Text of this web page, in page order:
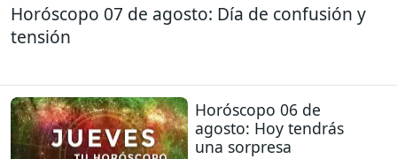
Horóscopo 07 de agosto: Día de confusión y
tensión
Horóscopo 06 de
agosto: Hoy tendrás
una sorpresa